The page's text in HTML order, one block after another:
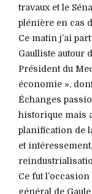
travaux et le
plénière en cas
Ce matin j’ai
Gaulliste autour
Président du
économie »,
Échanges
historique mais
planification de
et
Ce fut
général de